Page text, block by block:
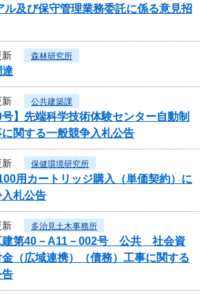
ル及び保守管理業務委託に係る意見招
新 森林研究所
新 公共建築課
号】先端科学技術体験センター自動制
関する一般競争入札公告
新 保健環境研究所
用カートリッジ購入（単価契約）に
札公告
新 多治見土木事務所
建第40－A11－002号 公共 社会資
（広域連携）（債務）工事に関する
告